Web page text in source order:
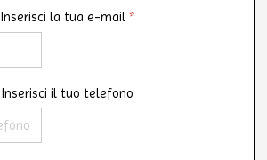
Inserisci la tua e-mail *
Inserisci il tuo telefono